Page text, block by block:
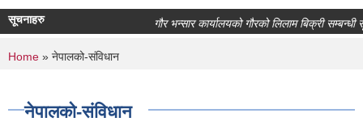
सूचनाहरु गौर भन्सार कार्यालयको गौरको लिलाम बिक्री सम्बन्धी
You are here
Home » नेपालको-संविधान
नेपालको-संविधान